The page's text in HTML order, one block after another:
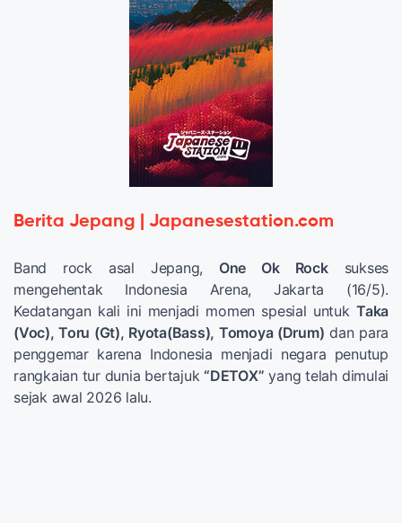
Berita Jepang | Japanesestation.com
Band rock asal Jepang, One Ok Rocksukses
mengehentak Indonesia Arena, Jakarta (16/5).
Kedatangan kali ini menjadi momen spesial untuk Taka
(Voc), Toru (Gt), Ryota(Bass), Tomoya (Drum) dan para
penggemar karena Indonesia menjadi negara penutup
rangkaian tur dunia bertajuk“DETOX” yang telah dimulai
sejak awal 2026 lalu.